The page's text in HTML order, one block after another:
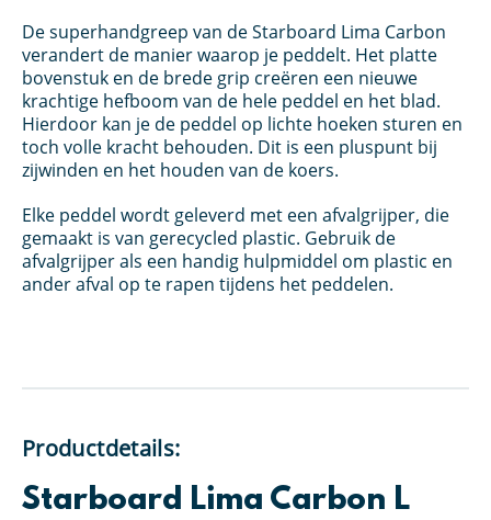
De superhandgreep van de Starboard Lima Carbon
verandert de manier waarop je peddelt. Het platte
bovenstuk en de brede grip creëren een nieuwe
krachtige hefboom van de hele peddel en het blad.
Hierdoor kan je de peddel op lichte hoeken sturen en
toch volle kracht behouden. Dit is een pluspunt bij
zijwinden en het houden van de koers.
Elke peddel wordt geleverd met een afvalgrijper, die
gemaakt is van gerecycled plastic. Gebruik de
afvalgrijper als een handig hulpmiddel om plastic en
ander afval op te rapen tijdens het peddelen.
Productdetails:
Starboard Lima Carbon L